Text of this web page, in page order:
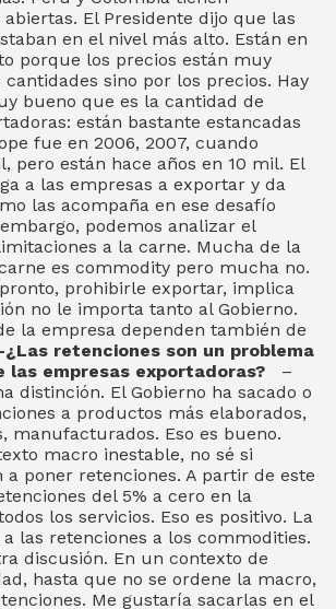
El Presidente dijo que las
en el nivel más alto. Están en
porque los precios están muy
sino por los precios. Hay
bueno que es la cantidad de
están bastante estancadas
fue en 2006, 2007, cuando
pero están hace años en 10 mil. El
a las empresas a exportar y da
las acompaña en ese desafío
podemos analizar el
a la carne. Mucha de la
es commodity pero mucha no.
prohibirle exportar, implica
no le importa tanto al Gobierno.
la empresa dependen también de
retenciones son un problema
las empresas exportadoras? –
distinción. El Gobierno ha sacado o
a productos más elaborados,
manufacturados. Eso es bueno.
macro inestable, no sé si
a poner retenciones. A partir de este
del 5% a cero en la
los servicios. Eso es positivo. La
las retenciones a los commodities.
discusión. En un contexto de
hasta que no se ordene la macro,
Me gustaría sacarlas en el